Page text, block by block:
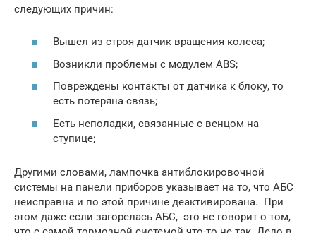
следующих причин:
Вышел из строя датчик вращения колеса;
Возникли проблемы с модулем ABS;
Повреждены контакты от датчика к блоку, то
есть потеряна связь;
Есть неполадки, связанные с венцом на
ступице;
Другими словами, лампочка антиблокировочной
системы на панели приборов указывает на то, что АБС
неисправна и по этой причине деактивирована. При
этом даже если загорелась АБС, это не говорит о том,